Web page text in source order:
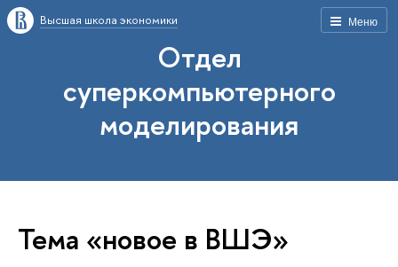
Меню
Высшая школа экономики
Отдел
суперкомпьютерного
моделирования
Тема «новое в ВШЭ»